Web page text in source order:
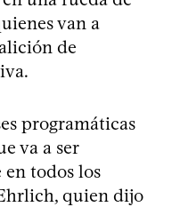
van a
de
programáticas
va a ser
todos los
quien dijo